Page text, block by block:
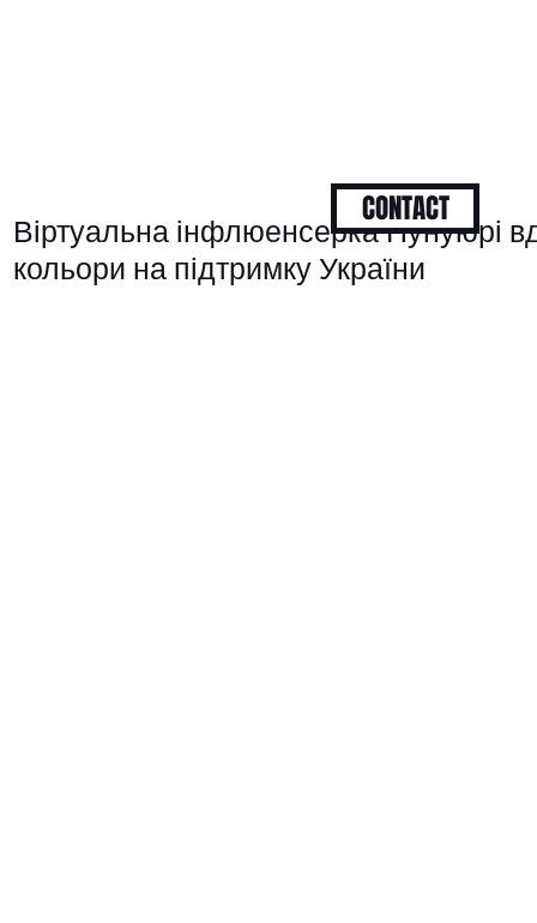
Віртуальна інфлюенсерка Нунуюрі
кольори на підтримку України
CONTACT